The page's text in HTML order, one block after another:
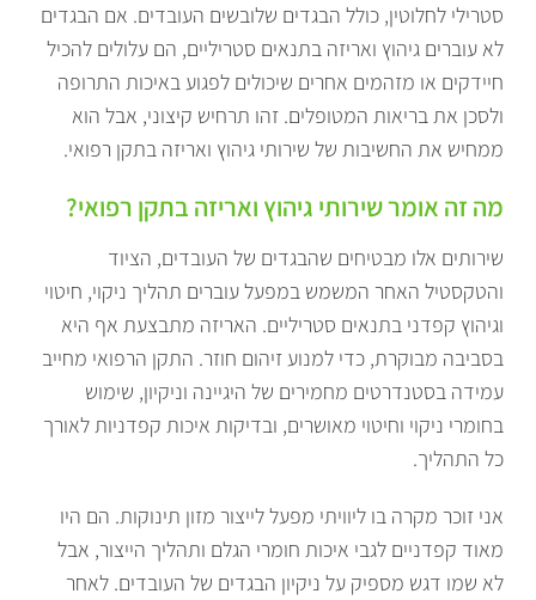
סטרילי לחלוטין, כולל הבגדים שלובשים העובדים. אם הבגדים
לא עוברים גיהוץ ואריזה בתנאים סטריליים, הם עלולים להכיל
חיידקים או מזהמים אחרים שיכולים לפגוע באיכות התרופה
ולסכן את בריאות המטופלים. זהו תרחיש קיצוני, אבל הוא
ממחיש את החשיבות של שירותי גיהוץ ואריזה בתקן רפואי.
מה זה אומר שירותי גיהוץ ואריזה בתקן רפואי?
שירותים אלו מבטיחים שהבגדים של העובדים, הציוד
והטקסטיל האחר המשמש במפעל עוברים תהליך ניקוי, חיטוי
וגיהוץ קפדני בתנאים סטריליים. האריזה מתבצעת אף היא
בסביבה מבוקרת, כדי למנוע זיהום חוזר. התקן הרפואי מחייב
עמידה בסטנדרטים מחמירים של היגיינה וניקיון, שימוש
בחומרי ניקוי וחיטוי מאושרים, ובדיקות איכות קפדניות לאורך
כל התהליך.
אני זוכר מקרה בו ליוויתי מפעל לייצור מזון תינוקות. הם היו
מאוד קפדניים לגבי איכות חומרי הגלם ותהליך הייצור, אבל
לא שמו דגש מספיק על ניקיון הבגדים של העובדים. לאחר